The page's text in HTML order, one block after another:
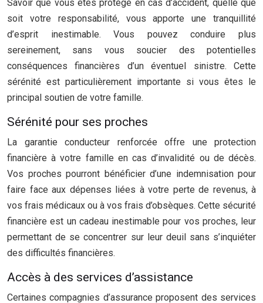
Savoir que vous êtes protégé en cas d’accident, quelle que
soit votre responsabilité, vous apporte une tranquillité
d’esprit inestimable. Vous pouvez conduire plus
sereinement, sans vous soucier des potentielles
conséquences financières d’un éventuel sinistre. Cette
sérénité est particulièrement importante si vous êtes le
principal soutien de votre famille.
Sérénité pour ses proches
La garantie conducteur renforcée offre une protection
financière à votre famille en cas d’invalidité ou de décès.
Vos proches pourront bénéficier d’une indemnisation pour
faire face aux dépenses liées à votre perte de revenus, à
vos frais médicaux ou à vos frais d’obsèques. Cette sécurité
financière est un cadeau inestimable pour vos proches, leur
permettant de se concentrer sur leur deuil sans s’inquiéter
des difficultés financières.
Accès à des services d’assistance
Certaines compagnies d’assurance proposent des services